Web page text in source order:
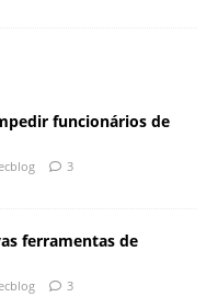
funcionários de
3
ferramentas de
3